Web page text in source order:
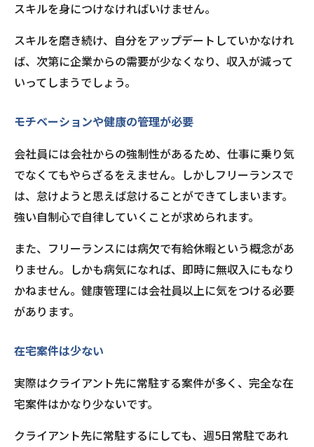
スキルを身につけなければいけません。
スキルを磨き続け、自分をアップデートしていかなけれ
ば、次第に企業からの需要が少なくなり、収入が減って
いってしまうでしょう。
モチベーションや健康の管理が必要
会社員には会社からの強制性があるため、仕事に乗り気
でなくてもやらざるをえません。しかしフリーランスで
は、怠けようと思えば怠けることができてしまいます。
強い自制心で自律していくことが求められます。
また、フリーランスには病欠で有給休暇という概念があ
りません。しかも病気になれば、即時に無収入にもなり
かねません。健康管理には会社員以上に気をつける必要
があります。
在宅案件は少ない
実際はクライアント先に常駐する案件が多く、完全な在
宅案件はかなり少ないです。
クライアント先に常駐するにしても、週5日常駐であれ